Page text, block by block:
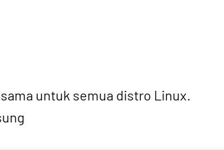
untuk semua distro Linux.